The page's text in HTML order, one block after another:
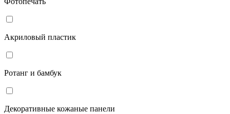
Акриловый пластик
Ротанг и бамбук
Декоративные кожаные панели